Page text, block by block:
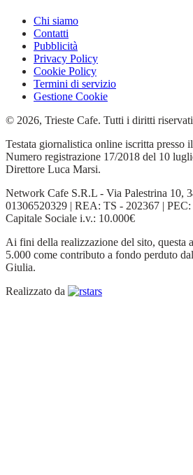
Chi siamo
Contatti
Pubblicità
Privacy Policy
Cookie Policy
Termini di servizio
Gestione Cookie
© 2026, Trieste Cafe. Tutti i diritti
Testata giornalistica online iscritta presso
Numero registrazione 17/2018 del 10
Direttore Luca Marsi.
Network Cafe S.R.L - Via Palestrina 10,
01306520329 | REA: TS - 202367 | PEC:
Capitale Sociale i.v.: 10.000€
Ai fini della realizzazione del sito, questa
5.000 come contributo a fondo perduto
Giulia.
Realizzato da